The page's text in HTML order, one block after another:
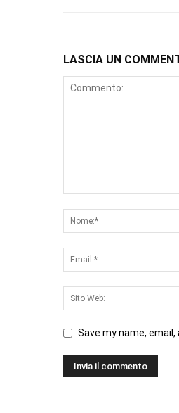
LASCIA UN
Save my name,